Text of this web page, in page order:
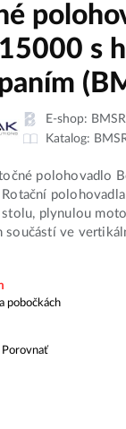
s
E-shop:
Katalog:
polohovadlo
stolu, plynulou
součástí ve
pobočkách
Porovnať